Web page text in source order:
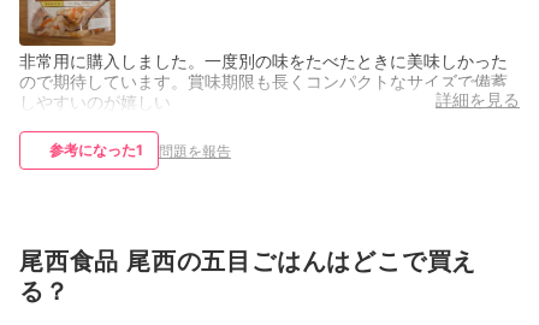
非常用に購入しました。一度別の味をたべたときに美味しかった
ので期待しています。賞味期限も長くコンパクトなサイズで備蓄
しやすいのが嬉しい
詳細を見る
参考になった1 問題を報告
尾西食品 尾西の五目ごはんはどこで買え
る？